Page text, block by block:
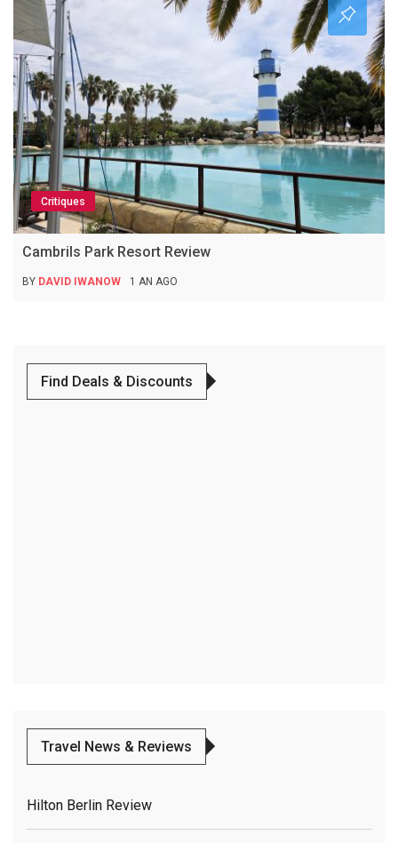
Critiques
Cambrils Park Resort Review
BY DAVID IWANOW 1 AN AGO
Find Deals & Discounts
Travel News & Reviews
Hilton Berlin Review